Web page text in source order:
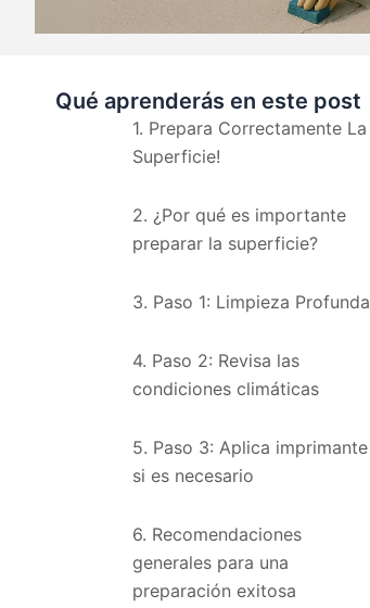
Qué aprenderás en este post
1. Prepara Correctamente La
Superficie!​​
2. ¿Por qué es importante
preparar la superficie?​
3. Paso 1: Limpieza Profunda​
4. Paso 2: Revisa las
condiciones climáticas​
5. Paso 3: Aplica imprimante
si es necesario​
6. Recomendaciones
generales para una
preparación exitosa​